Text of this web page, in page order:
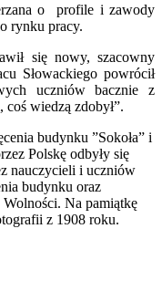
o profile i zawody
rynku pracy.
się nowy, szacowny
Słowackiego powrócił
uczniów bacznie z
wiedzą zdobył”.
budynku ”Sokoła” i
Polskę odbyły się
nauczycieli i uczniów
budynku oraz
Wolności. Na pamiątkę
z 1908 roku.